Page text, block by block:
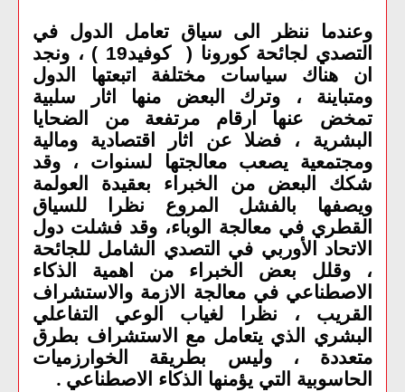
وعندما ننظر الى سياق تعامل الدول في
التصدي لجائحة كورونا ( كوفيد19 ) ، ونجد
ان هناك سياسات مختلفة اتبعتها الدول
ومتباينة ، وترك البعض منها اثار سلبية
تمخض عنها ارقام مرتفعة من الضحايا
البشرية ، فضلا عن اثار اقتصادية ومالية
ومجتمعية يصعب معالجتها لسنوات ، وقد
شكك البعض من الخبراء بعقيدة العولمة
ويصفها بالفشل المروع نظرا للسياق
القطري في معالجة الوباء، وقد فشلت دول
الاتحاد الأوربي في التصدي الشامل للجائحة
، وقلل بعض الخبراء من اهمية الذكاء
الاصطناعي في معالجة الازمة والاستشراف
القريب ، نظرا لغياب الوعي التفاعلي
البشري الذي يتعامل مع الاستشراف بطرق
متعددة ، وليس بطريقة الخوارزميات
الحاسوبية التي يؤمنها الذكاء الاصطناعي .